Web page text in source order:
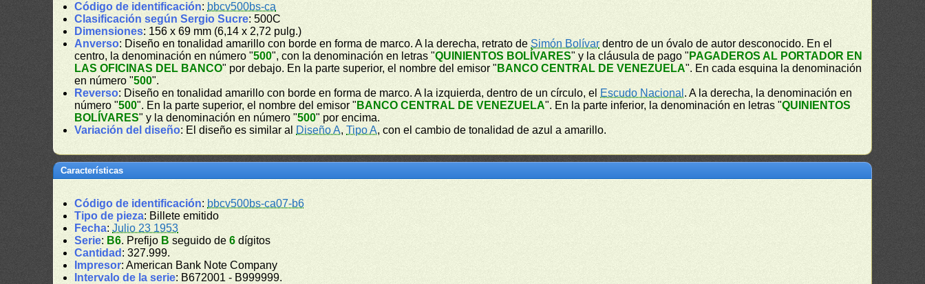
Código de identificación: bbcv500bs-ca
Clasificación según Sergio Sucre: 500C
Dimensiones: 156 x 69 mm (6,14 x 2,72 pulg.)
Anverso: Diseño en tonalidad amarillo con borde en forma de marco. A la derecha, retrato deSimón Bolívar dentro de un óvalo de autor desconocido. En el
centro, la denominación en número "500", con la denominación en letras "QUINIENTOS BOLÍVARES" y la cláusula de pago " PAGADEROS AL PORTADOR EN
LAS OFICINAS DEL BANCO" por debajo. En la parte superior, el nombre del emisor " BANCO CENTRAL DE VENEZUELA". En cada esquina la denominación
en número "500".
Reverso: Diseño en tonalidad amarillo con borde en forma de marco. A la izquierda, dentro de un círculo, el Escudo Nacional . A la derecha, la denominación en
número "500". En la parte superior, el nombre del emisor " BANCO CENTRAL DE VENEZUELA". En la parte inferior, la denominación en letras "QUINIENTOS
BOLÍVARES" y la denominación en número "500" por encima.
Variación del diseño: El diseño es similar al Diseño A,Tipo A, con el cambio de tonalidad de azul a amarillo.
Características
Código de identificación: bbcv500bs-ca07-b6
Tipo de pieza: Billete emitido
Fecha:Julio 23 1953
Serie: B6. Prefijo B seguido de6 dígitos
Cantidad : 327.999.
Impresor: American Bank Note Company
Intervalo de la serie: B672001 - B999999.